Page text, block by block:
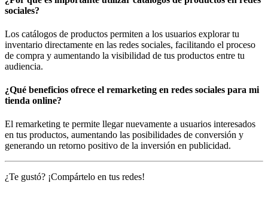
sociales?
Los catálogos de productos permiten a los usuarios explorar tu
inventario directamente en las redes sociales, facilitando el proceso
de compra y aumentando la visibilidad de tus productos entre tu
audiencia.
¿Qué beneficios ofrece el remarketing en redes sociales para mi
tienda online?
El remarketing te permite llegar nuevamente a usuarios interesados
en tus productos, aumentando las posibilidades de conversión y
generando un retorno positivo de la inversión en publicidad.
¿Te gustó? ¡Compártelo en tus redes!